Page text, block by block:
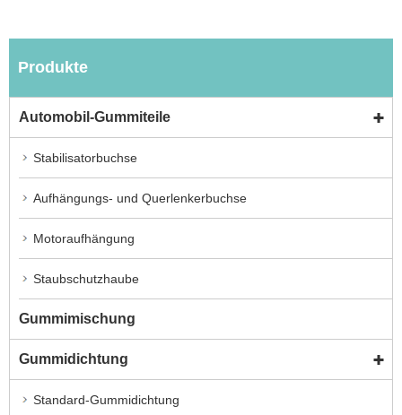
Produkte
Automobil-Gummiteile
Stabilisatorbuchse
Aufhängungs- und Querlenkerbuchse
Motoraufhängung
Staubschutzhaube
Gummimischung
Gummidichtung
Standard-Gummidichtung